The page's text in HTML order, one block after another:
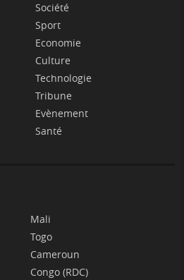
Société
Sport
Economie
Culture
Technologie
Tribune
Evènement
Santé
Mali
Togo
Cameroun
Congo (RDC)